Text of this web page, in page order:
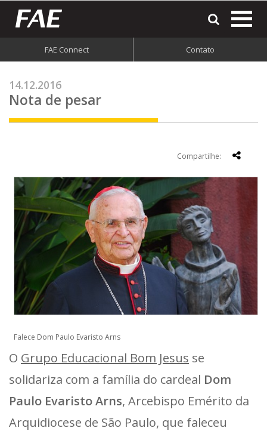
FAE Connect Contato
14.12.2016
Nota de pesar
Compartilhe:
Falece Dom Paulo Evaristo Arns
O Grupo Educacional Bom Jesus se
solidariza com a família do cardeal Dom
Paulo Evaristo Arns, Arcebispo Emérito da
Arquidiocese de São Paulo, que faleceu